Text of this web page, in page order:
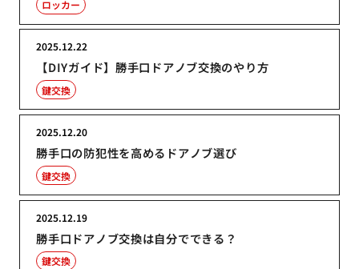
ロッカー
【DIYガイド】勝手口ドアノブ交換のやり方
2025.12.22
鍵交換
勝手口の防犯性を高めるドアノブ選び
2025.12.20
鍵交換
勝手口ドアノブ交換は自分でできる？
2025.12.19
鍵交換